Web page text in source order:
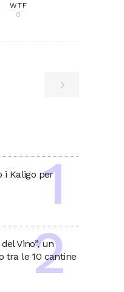
WTF
0
i Kaligo per
Vino”, un
tra le 10 cantine